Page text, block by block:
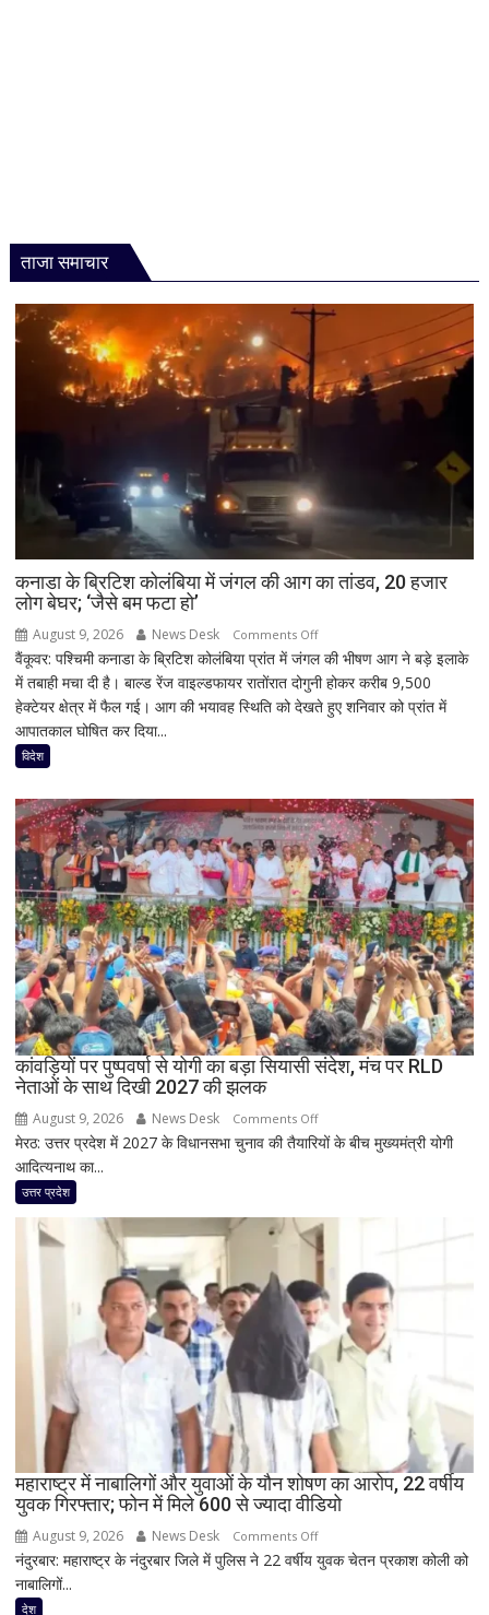
ताजा समाचार
कनाडा के ब्रिटिश कोलंबिया में जंगल की आग का तांडव, 20 हजार
लोग बेघर; ‘जैसे बम फटा हो’
August 9, 2026 News Desk Comments Offon
कनाडा
के
ब्रिटिश
की
आग
का
तांडव,
20
हजार
लोग
बेघर;
‘जैसे
बम
फटा
हो’
वैंकूवर: पश्चिमी कनाडा के ब्रिटिश कोलंबिया प्रांत में जंगल की भीषण आग ने बड़े इलाके
में तबाही मचा दी है। बाल्ड रेंज वाइल्डफायर रातोंरात दोगुनी होकर करीब 9,500
हेक्टेयर क्षेत्र में फैल गई। आग की भयावह स्थिति को देखते हुए शनिवार को प्रांत में
आपातकाल घोषित कर दिया...
विदेश
कांवड़ियों पर पुष्पवर्षा से योगी का बड़ा सियासी संदेश, मंच पर RLD
नेताओं के साथ दिखी 2027 की झलक
August 9, 2026 News Desk Comments Offon
कांवड़ियों
योगी
का
बड़ा
सियासी
संदेश,
मंच
पर
RLD
नेताओं
साथ
दिखी
झलक
मेरठ: उत्तर प्रदेश में 2027 के विधानसभा चुनाव की तैयारियों के बीच मुख्यमंत्री योगी
आदित्यनाथ का...
उत्तर प्रदेश
महाराष्ट्र में नाबालिगों और युवाओं के यौन शोषण का आरोप, 22 वर्षीय
युवक गिरफ्तार; फोन में मिले 600 से ज्यादा वीडियो
August 9, 2026 News Desk Comments Offon
महाराष्ट्र
नंदुरबार: महाराष्ट्र के नंदुरबार जिले में पुलिस ने 22 वर्षीय युवक चेतन प्रकाश कोली को
नाबालिगों...
देश